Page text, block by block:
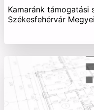
Kamaránk
Székesfehérvár